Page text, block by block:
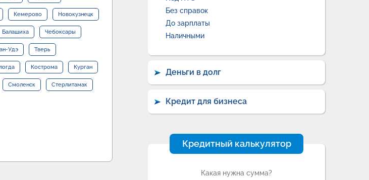
Кемерово Новокузнецк
Балашиха Чебоксары
Удэ Тверь
Кострома Курган
Смоленск Стерлитамак
Без справок
До зарплаты
Наличными
Деньги в долг
Кредит для бизнеса
Кредитный калькулятор
Какая нужна сумма?